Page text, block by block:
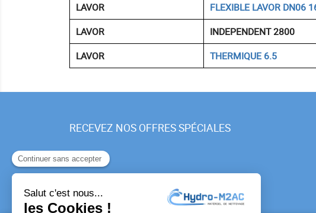
LAVOR
FLEXIBLE LAVOR DN06
LAVOR
INDEPENDENT 2800
LAVOR
THERMIQUE 6.5
RECEVEZ NOS OFFRES SPÉCIALES